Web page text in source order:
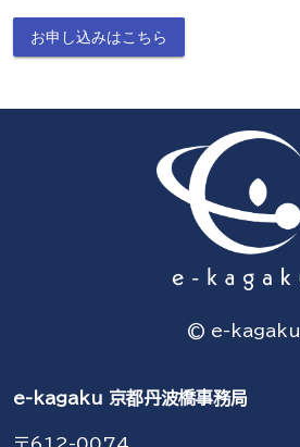
お申し込みはこちら
© e-kagaku
e-kagaku 京都丹波橋事務局
〒612-0074